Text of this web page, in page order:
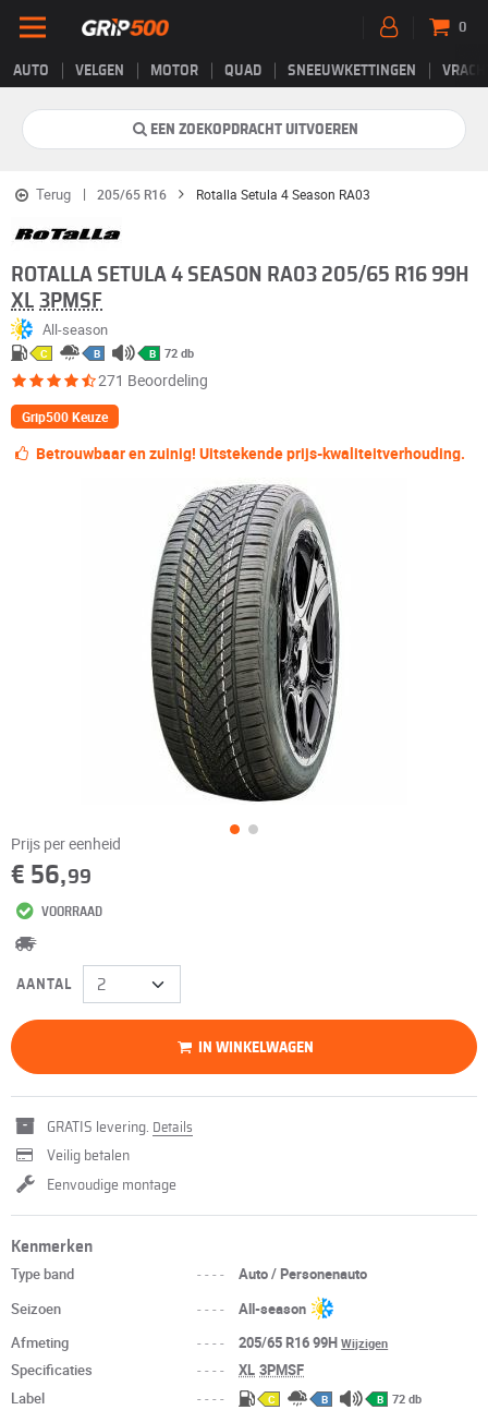
AUTO VELGEN MOTOR QUAD SNEEUWKETTINGEN
0
EEN ZOEKOPDRACHT UITVOEREN
Terug 205/65 R16 Rotalla Setula 4 Season RA03
ROTALLA SETULA 4 SEASON RA03 205/65 R16 99H
XL 3PMSF
All-season
C B B 72 db
271 Beoordeling
Grip500 Keuze
Betrouwbaar en zuinig! Uitstekende prijs-kwaliteitverhouding.
Prijs per eenheid
€ 56,99
VOORRAAD
AANTAL
IN WINKELWAGEN
GRATIS levering. Details
Veilig betalen
Eenvoudige montage
Kenmerken
Type band ----
Auto / Personenauto
Seizoen
----
All-season
Afmeting
---- 205/65 R16 99HWijzigen
Specificaties ---- XL 3PMSF
Label
---- C B B 72 db